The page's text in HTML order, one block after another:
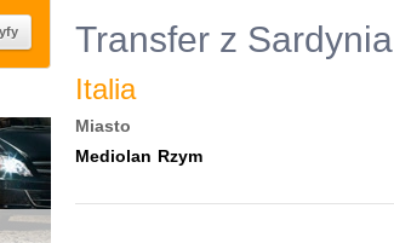
Transfer z
Italia
Miasto
Mediolan Rzym